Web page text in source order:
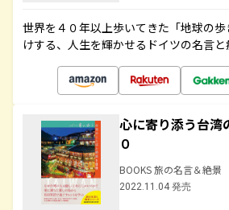
世界を４０年以上歩いてきた「地球の
けする、人生を輝かせるドイツの名言
心に寄り添う台湾
０
BOOKS 旅の名言＆絶景
2022.11.04 発売